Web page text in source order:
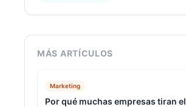
MÁS ARTÍCULOS
Marketing
Por qué muchas empresas tiran